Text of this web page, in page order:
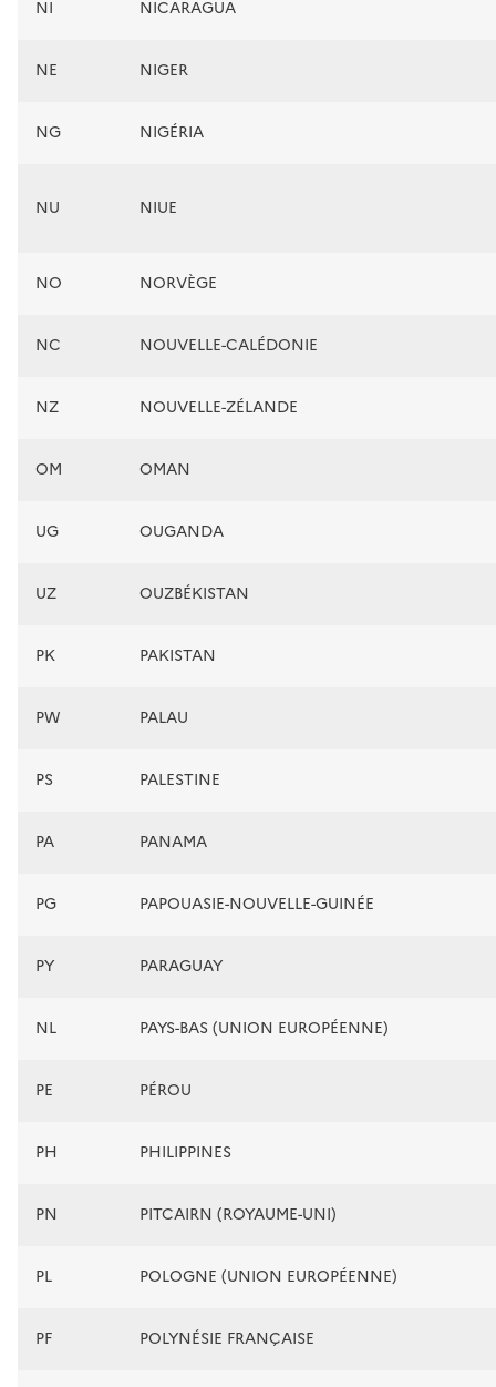
NI NICARAGUA
NE NIGER
NG NIGÉRIA
NU NIUE
NO NORVÈGE
NC NOUVELLE-CALÉDONIE
NZ NOUVELLE-ZÉLANDE
OM OMAN
UG OUGANDA
UZ OUZBÉKISTAN
PK PAKISTAN
PW PALAU
PS PALESTINE
PA PANAMA
PG PAPOUASIE-NOUVELLE-GUINÉE
PY PARAGUAY
NL PAYS-BAS (UNION EUROPÉENNE)
PE PÉROU
PH PHILIPPINES
PN PITCAIRN (ROYAUME-UNI)
PL POLOGNE (UNION EUROPÉENNE)
PF POLYNÉSIE FRANÇAISE